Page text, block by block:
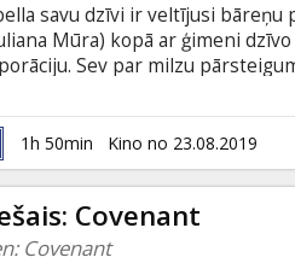
savu dzīvi ir veltījusi
Mūra) kopā ar ģimeni
Sev par milzu
uz Ņujorku, lai apspriestu
mainās, kad Izabella satiek
ar svešiem likteņiem. Filma
1h 50min Kino no 23.08.2019
Covenant
Covenant